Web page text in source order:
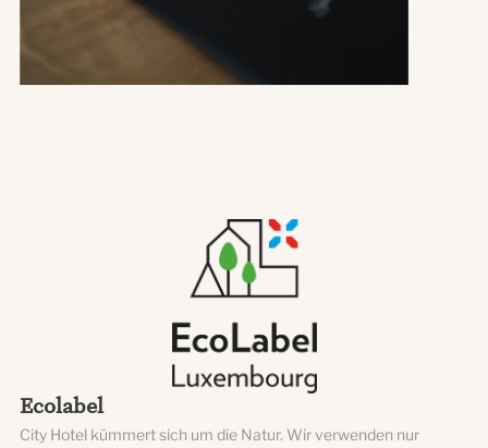
Ecolabel
City Hotel kümmert sich um die Natur. Wir verwenden nur